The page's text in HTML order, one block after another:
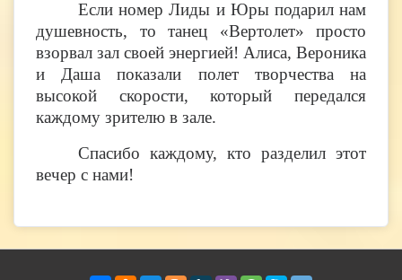
Если номер Лиды и Юры подарил нам
душевность, то танец «Вертолет» просто
взорвал зал своей энергией! Алиса, Вероника
и Даша показали полет творчества на
высокой скорости, который передался
каждому зрителю в зале.
Спасибо каждому, кто разделил этот
вечер с нами!​​​​​​​